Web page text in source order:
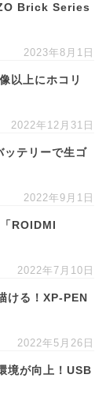
Brick Series
2023年8月1日
以上にホコリ
2022年12月31日
テリーで生ゴ
2022年9月1日
ROIDMI
2022年7月10日
ける！XP-PEN
2022年5月26日
境が向上！USB